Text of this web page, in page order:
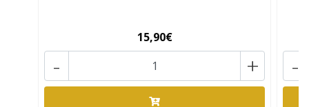
15,90€
+
- -